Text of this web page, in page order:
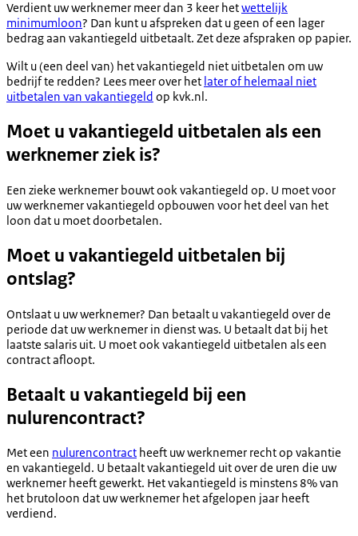
Verdient uw werknemer meer dan 3 keer hetwettelijk
minimumloon? Dan kunt u afspreken dat u geen of een lager
bedrag aan vakantiegeld uitbetaalt. Zet deze afspraken op papier.
Wilt u (een deel van) het vakantiegeld niet uitbetalen om uw
bedrijf te redden? Lees meer over het later of helemaal niet
uitbetalen van vakantiegeld op kvk.nl.
Moet u vakantiegeld uitbetalen als een
werknemer ziek is?
Een zieke werknemer bouwt ook vakantiegeld op. U moet voor
uw werknemer vakantiegeld opbouwen voor het deel van het
loon dat u moet doorbetalen.
Moet u vakantiegeld uitbetalen bij
ontslag?
Ontslaat u uw werknemer? Dan betaalt u vakantiegeld over de
periode dat uw werknemer in dienst was. U betaalt dat bij het
laatste salaris uit. U moet ook vakantiegeld uitbetalen als een
contract afloopt.
Betaalt u vakantiegeld bij een
nulurencontract?
Met een nulurencontract heeft uw werknemer recht op vakantie
en vakantiegeld. U betaalt vakantiegeld uit over de uren die uw
werknemer heeft gewerkt. Het vakantiegeld is minstens 8% van
het brutoloon dat uw werknemer het afgelopen jaar heeft
verdiend.